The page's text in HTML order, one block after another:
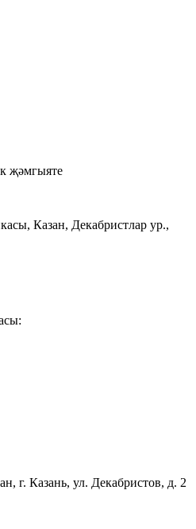
җәмгыяте
Казан, Декабристлар ур.,
г. Казань, ул. Декабристов, д. 2